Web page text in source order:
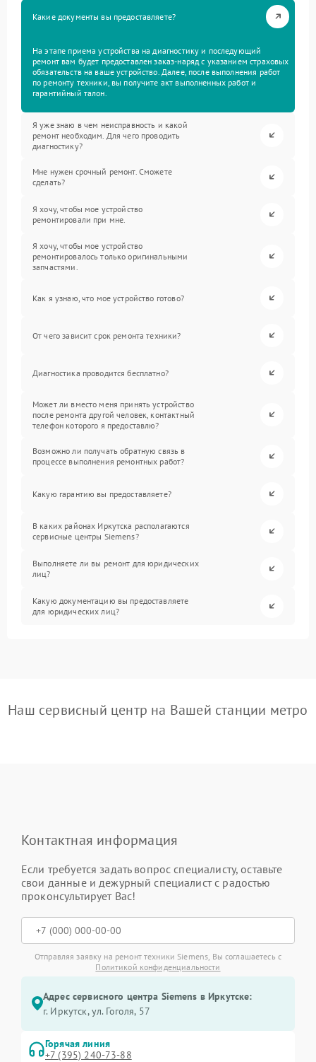
Какие документы вы предоставляете?
На этапе приема устройства на диагностику и последующий
ремонт вам будет предоставлен заказ-наряд с указанием страховых
обязательств на ваше устройство. Далее, после выполнения работ
по ремонту техники, вы получите акт выполненных работ и
гарантийный талон.
Я уже знаю в чем неисправность и какой
ремонт необходим. Для чего проводить
диагностику?
Мне нужен срочный ремонт. Сможете
сделать?
Я хочу, чтобы мое устройство
ремонтировали при мне.
Я хочу, чтобы мое устройство
ремонтировалось только оригинальными
запчастями.
Как я узнаю, что мое устройство готово?
От чего зависит срок ремонта техники?
Диагностика проводится бесплатно?
Может ли вместо меня принять устройство
после ремонта другой человек, контактный
телефон которого я предоставлю?
Возможно ли получать обратную связь в
процессе выполнения ремонтных работ?
Какую гарантию вы предоставляете?
В каких районах Иркутска располагаются
сервисные центры Siemens?
Выполняете ли вы ремонт для юридических
лиц?
Какую документацию вы предоставляете
для юридических лиц?
Наш сервисный центр на Вашей станции метро
Контактная информация
Если требуется задать вопрос специалисту, оставьте
свои данные и дежурный специалист с радостью
проконсультирует Вас!
Отправляя заявку на ремонт техники Siemens, Вы соглашаетесь с
Политикой конфиденциальности
Адрес сервисного центра Siemens в Иркутске:
г. Иркутск, ул. ​Гоголя, 57
Горячая линия
+7 (395) 240-73-88